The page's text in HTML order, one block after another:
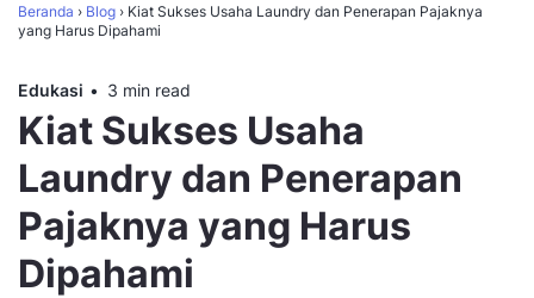
Beranda › Blog › Kiat Sukses Usaha Laundry dan Penerapan Pajaknya
yang Harus Dipahami
Edukasi 3 min read
Kiat Sukses Usaha
Laundry dan Penerapan
Pajaknya yang Harus
Dipahami